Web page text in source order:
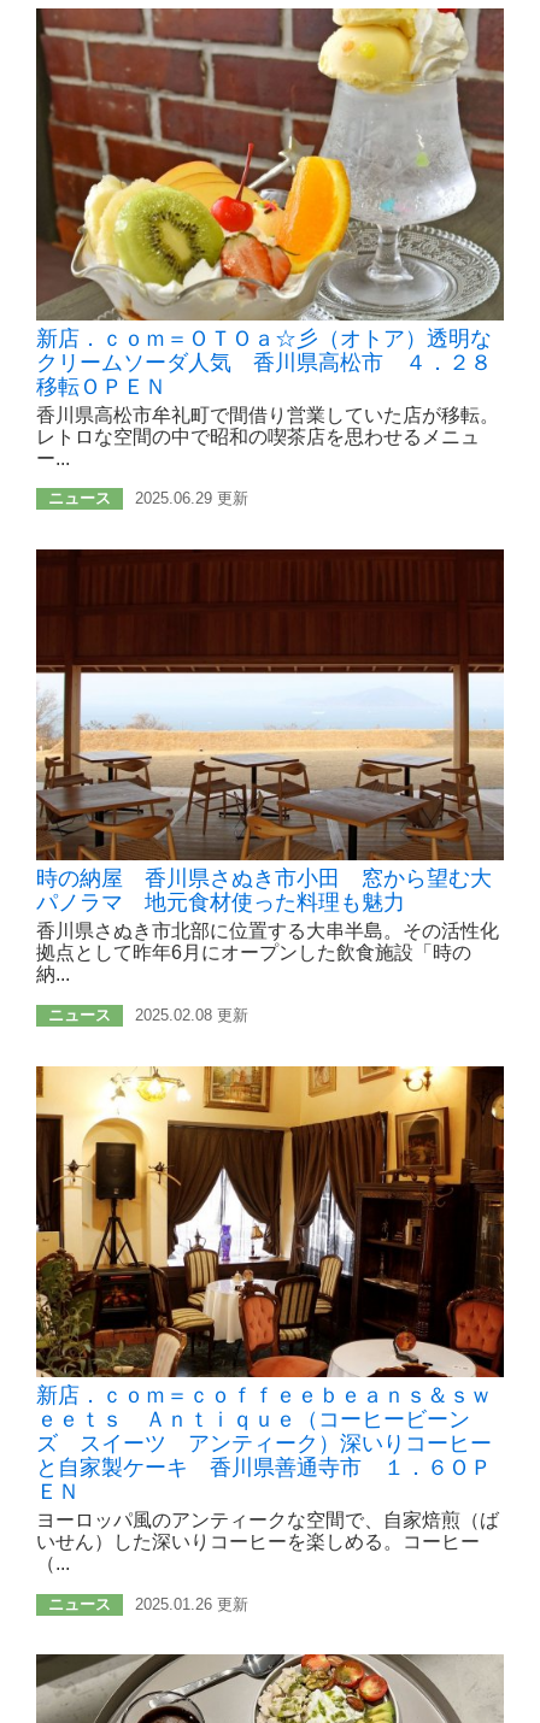
新店．ｃｏｍ＝ＯＴＯａ☆彡（オトア）透明な
クリームソーダ人気 香川県高松市 ４．２８
移転ＯＰＥＮ
香川県高松市牟礼町で間借り営業していた店が移転。
レトロな空間の中で昭和の喫茶店を思わせるメニュ
ー...
ニュース 2025.06.29 更新
時の納屋 香川県さぬき市小田 窓から望む大
パノラマ 地元食材使った料理も魅力
香川県さぬき市北部に位置する大串半島。その活性化
拠点として昨年6月にオープンした飲食施設「時の
納...
ニュース 2025.02.08 更新
新店．ｃｏｍ＝ｃｏｆｆｅｅｂｅａｎｓ＆ｓｗ
ｅｅｔｓ Ａｎｔｉｑｕｅ（コーヒービーン
ズ スイーツ アンティーク）深いりコーヒー
と自家製ケーキ 香川県善通寺市 １．６ＯＰ
ＥＮ
ヨーロッパ風のアンティークな空間で、自家焙煎（ば
いせん）した深いりコーヒーを楽しめる。コーヒー
（...
ニュース 2025.01.26 更新